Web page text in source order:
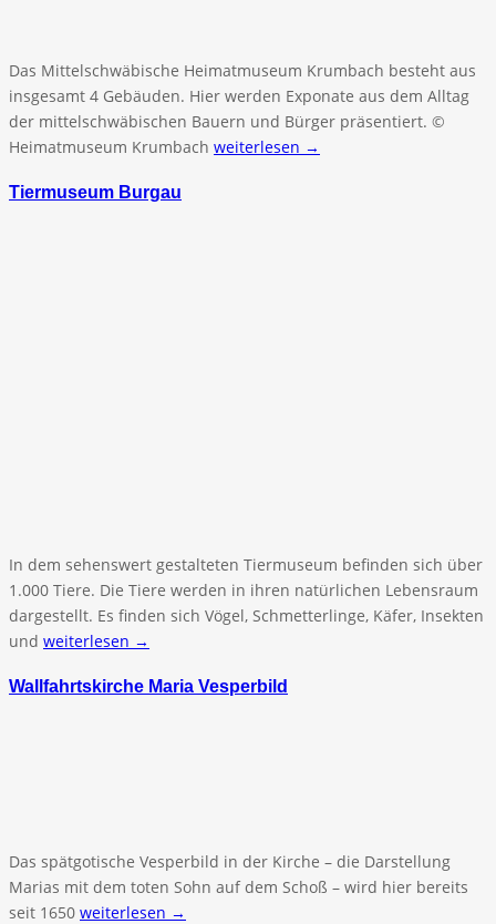
Das Mittelschwäbische Heimatmuseum Krumbach besteht aus
insgesamt 4 Gebäuden. Hier werden Exponate aus dem Alltag
der mittelschwäbischen Bauern und Bürger präsentiert. ©
Heimatmuseum Krumbach weiterlesen →
Tiermuseum Burgau
In dem sehenswert gestalteten Tiermuseum befinden sich über
1.000 Tiere. Die Tiere werden in ihren natürlichen Lebensraum
dargestellt. Es finden sich Vögel, Schmetterlinge, Käfer, Insekten
und weiterlesen →
Wallfahrtskirche Maria Vesperbild
Das spätgotische Vesperbild in der Kirche – die Darstellung
Marias mit dem toten Sohn auf dem Schoß – wird hier bereits
seit 1650 weiterlesen →